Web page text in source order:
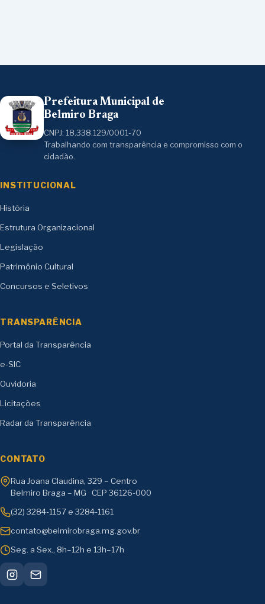
Prefeitura Municipal de
Belmiro Braga
CNPJ: 18.338.129/0001-70
Trabalhando com transparência e compromisso com o
cidadão.
INSTITUCIONAL
História
Estrutura Organizacional
Legislação
Patrimônio Cultural
Concursos e Seletivos
TRANSPARÊNCIA
Portal da Transparência
e-SIC
Ouvidoria
Licitações
Radar da Transparência
CONTATO
Rua Joana Claudina, 329 – Centro
Belmiro Braga – MG · CEP 36126-000
(32) 3284-1157 e 3284-1161
contato@belmirobraga.mg.gov.br
Seg. a Sex., 8h–12h e 13h–17h